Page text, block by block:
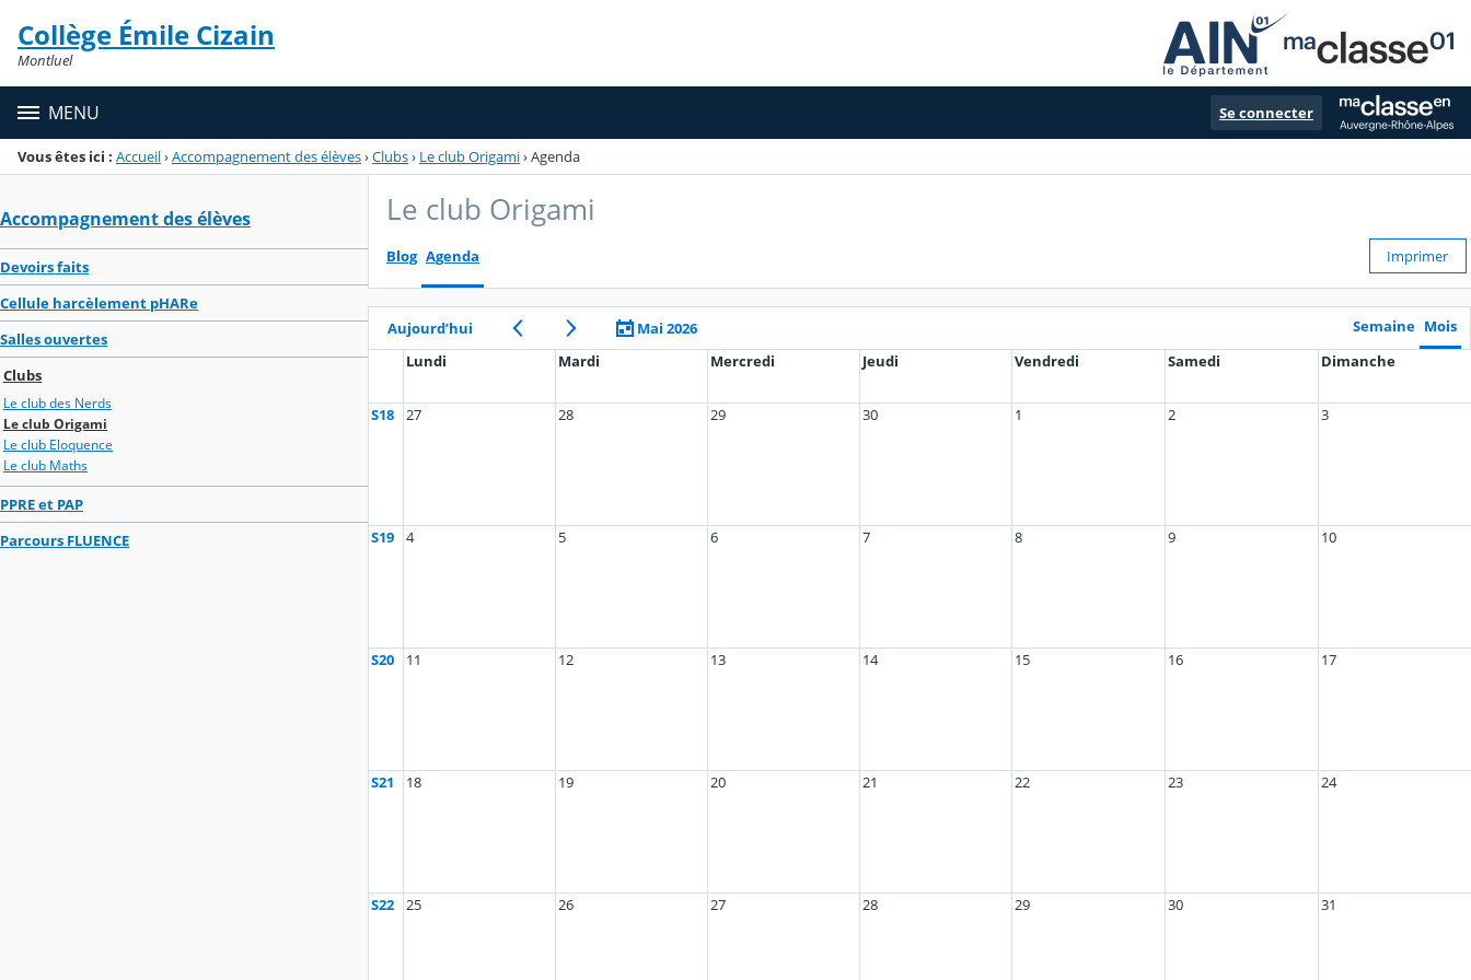
Menu de la rubrique
Contenu
Collège Émile Cizain
Montluel
MENU Se connecter
Vous êtes ici : Accueil›Accompagnement des élèves›Clubs› Le club Origami›Agenda
Accompagnement des élèves
Devoirs faits
Cellule harcèlement pHARe
Salles ouvertes
Clubs
Le club des Nerds
Le club Origami
Le club Eloquence
Le club Maths
PPRE et PAP
Parcours FLUENCE
Le club Origami
Blog Agenda Imprimer
Aujourd’hui Mai 2026 Semaine Mois
Lundi
Mardi Mercredi Jeudi Vendredi Samedi Dimanche
S18 27 28 29 30 1 2 3
S19 4 5 6 7 8 9 10
S20 11 12 13 14 15 16 17
S21 18 19 20 21 22 23 24
S22 25 26 27 28 29 30 31